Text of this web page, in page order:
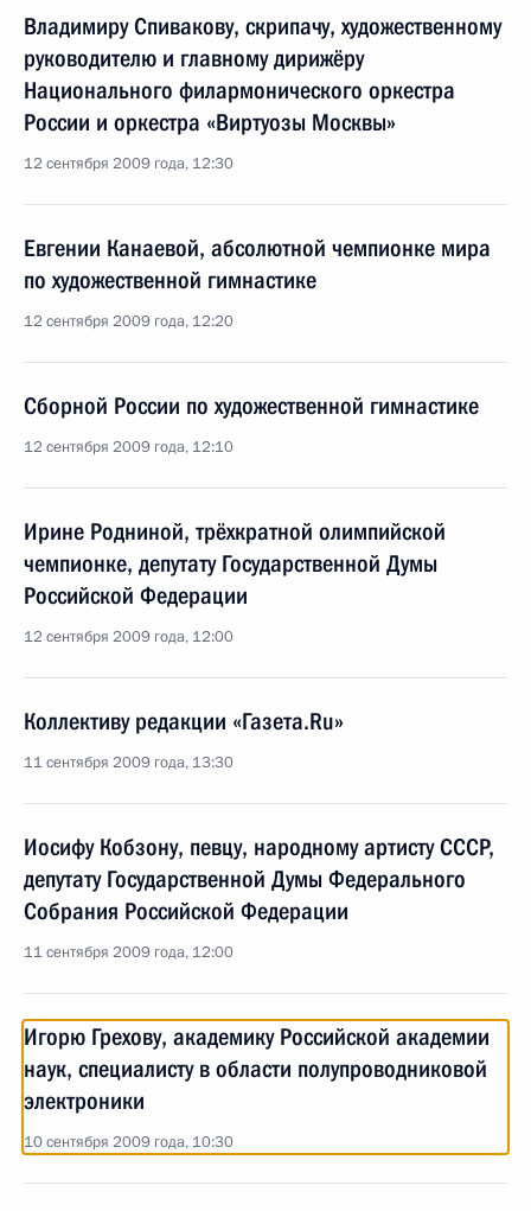
Владимиру Спивакову, скрипачу, художественному
руководителю и главному дирижёру
Национального филармонического оркестра
России и оркестра «Виртуозы Москвы»
12 сентября 2009 года, 12:30
Евгении Канаевой, абсолютной чемпионке мира
по художественной гимнастике
12 сентября 2009 года, 12:20
Сборной России по художественной гимнастике
12 сентября 2009 года, 12:10
Ирине Родниной, трёхкратной олимпийской
чемпионке, депутату Государственной Думы
Российской Федерации
12 сентября 2009 года, 12:00
Коллективу редакции «Газета.Ru»
11 сентября 2009 года, 13:30
Иосифу Кобзону, певцу, народному артисту СССР,
депутату Государственной Думы Федерального
Собрания Российской Федерации
11 сентября 2009 года, 12:00
Игорю Грехову, академику Российской академии
наук, специалисту в области полупроводниковой
электроники
10 сентября 2009 года, 10:30